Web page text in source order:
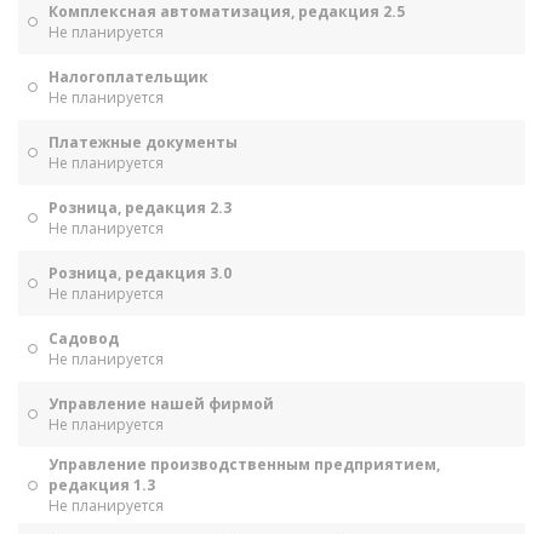
Комплексная автоматизация, редакция 2.5
Не планируется
Налогоплательщик
Не планируется
Платежные документы
Не планируется
Розница, редакция 2.3
Не планируется
Розница, редакция 3.0
Не планируется
Садовод
Не планируется
Управление нашей фирмой
Не планируется
Управление производственным предприятием,
редакция 1.3
Не планируется